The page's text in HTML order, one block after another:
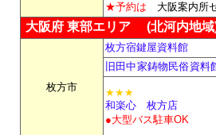
★予約は 大阪案内所
大阪府 東部エリア (北河内地域
枚方市
枚方宿鍵屋資料館
旧田中家鋳物民俗資料
★★★
和楽心 枚方店
●大型バス駐車OK